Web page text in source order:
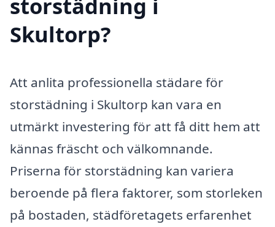
Skultorp?
Att anlita professionella städare för
storstädning i Skultorp kan vara en
utmärkt investering för att få ditt hem att
kännas fräscht och välkomnande.
Priserna för storstädning kan variera
beroende på flera faktorer, som storleken
på bostaden, städföretagets erfarenhet